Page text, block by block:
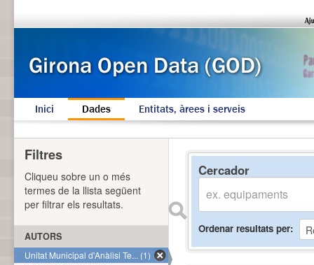
Inici Dades Entitats, àrees i serveis
Cercador
Ordenar resultats per
Filtres
Cliqueu sobre un o més
termes de la llista següent
per filtrar els resultats.
AUTORS
Unitat Municipal d'Anàlisi Te... (1)